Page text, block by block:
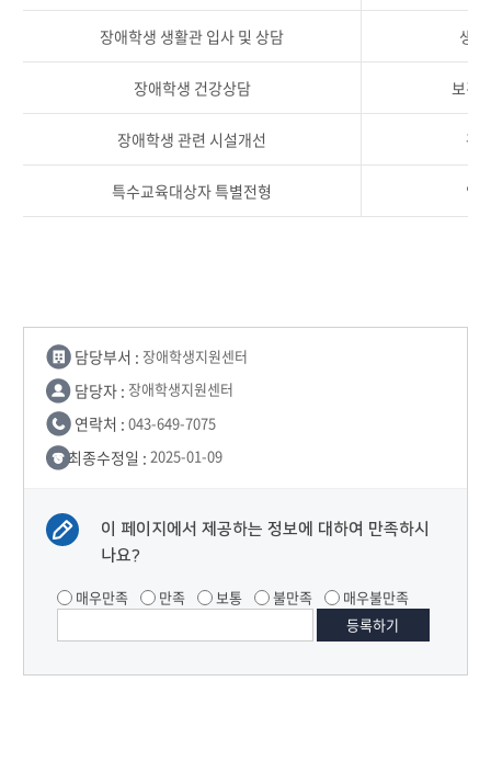
장애학생 생활관 입사 및 상담 생
장애학생 건강상담 보건
장애학생 관련 시설개선 관
특수교육대상자 특별전형 입
담당부서 : 장애학생지원센터
담당자 : 장애학생지원센터
연락처 : 043-649-7075
최종수정일 : 2025-01-09
이 페이지에서 제공하는 정보에 대하여 만족하시
나요?
매우만족 만족 보통 불만족 매우불만족